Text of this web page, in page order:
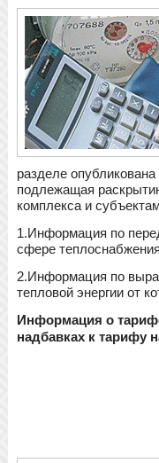
разделе
подлежащая
комплекса и
1.Информация по
сфере
2.Информация по
тепловой энергии от
Информация о
надбавках к тарифу